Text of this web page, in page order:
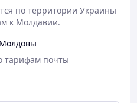
по территории Украины
к Молдавии.
тарифам почты